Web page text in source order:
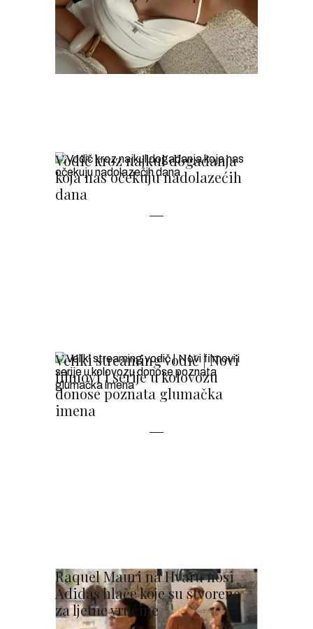
Vodič kroz najkul događanja
koja nas očekuju nadolazećih
dana
Veliki streaming vodič | Novi
filmovi i serije u kolovozu
donose poznata glumačka
imena
Raquel Mauri na Hvaru nosi
Adidas hlače koje su stvorene
za ljetne vrućine